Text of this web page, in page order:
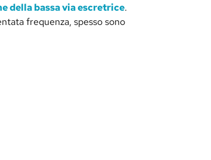
della bassa via escretrice.
frequenza, spesso sono